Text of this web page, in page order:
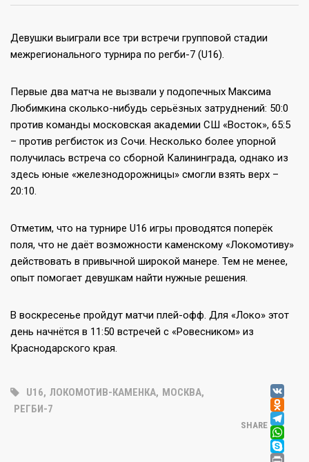
Девушки выиграли все три встречи групповой стадии
межрегионального турнира по регби-7 (U16).
Первые два матча не вызвали у подопечных Максима
Любимкина сколько-нибудь серьёзных затруднений: 50:0
против команды московская академии СШ «Восток», 65:5
– против регбисток из Сочи. Несколько более упорной
получилась встреча со сборной Калининграда, однако из
здесь юные «железнодорожницы» смогли взять верх –
20:10.
Отметим, что на турнире U16 игры проводятся поперёк
поля, что не даёт возможности каменскому «Локомотиву»
действовать в привычной широкой манере. Тем не менее,
опыт помогает девушкам найти нужные решения.
В воскресенье пройдут матчи плей-офф. Для «Локо» этот
день начнётся в 11:50 встречей с «Ровесником» из
Краснодарского края.
U16, ЛОКОМОТИВ-КАМЕНКА, МОСКВА,
РЕГБИ-7
SHARE